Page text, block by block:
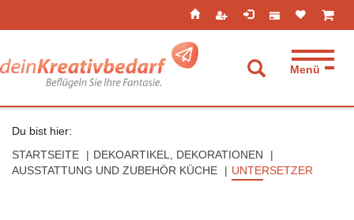
ist leerist
Menü
Du bist hier:
STARTSEITE
DEKOARTIKEL, DEKORATIONEN
AUSSTATTUNG UND ZUBEHÖR KÜCHE
UNTERSETZER